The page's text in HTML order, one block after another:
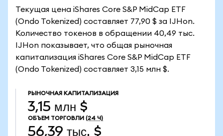
Текущая цена iShares Core S&P MidCap ETF
(Ondo Tokenized) составляет 77,90 $ за IJHon.
Количество токенов в обращении 40,49 тыс.
IJHon показывает, что общая рыночная
капитализация iShares Core S&P MidCap ETF
(Ondo Tokenized) составляет 3,15 млн $.
РЫНОЧНАЯ КАПИТАЛИЗАЦИЯ
3,15 млн $
ОБЪЕМ ТОРГОВЛИ (24 Ч)
56,39 тыс. $